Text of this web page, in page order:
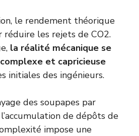
le rendement théorique
les rejets de CO2.
la réalité mécanique se
et capricieuse
initiales des ingénieurs.
des soupapes par
l’accumulation de dépôts de
impose une